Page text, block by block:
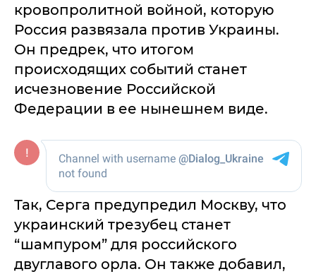
кровопролитной войной, которую
Россия развязала против Украины.
Он предрек, что итогом
происходящих событий станет
исчезновение Российской
Федерации в ее нынешнем виде.
Так, Серга предупредил Москву, что
украинский трезубец станет
“шампуром” для российского
двуглавого орла. Он также добавил,